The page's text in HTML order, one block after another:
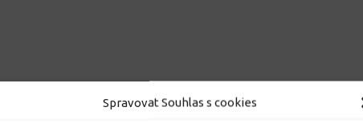
Spravovat Souhlas s cookies